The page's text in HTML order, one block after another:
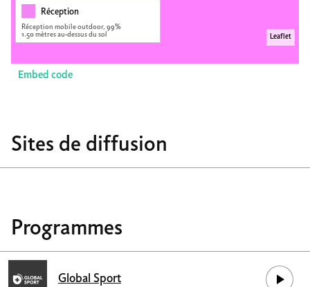
Leaflet
Réception
Réception mobile outdoor, 99%
1.50 mètres au-dessus du sol
Embed code
Sites de diffusion
Programmes
Global Sport